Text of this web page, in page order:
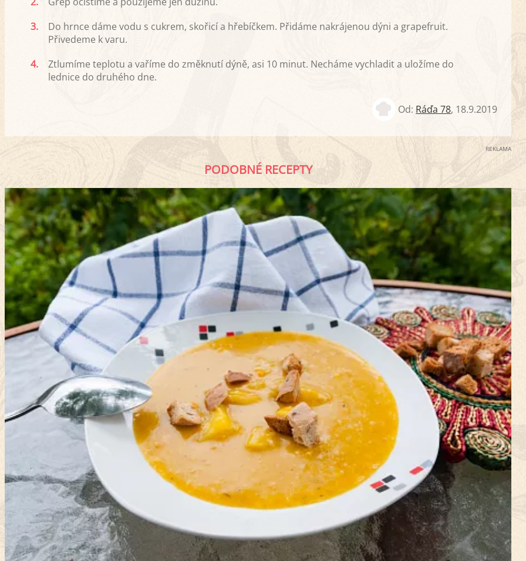
3.
Do hrnce dáme vodu s cukrem, skořicí a hřebíčkem. Přidáme nakrájenou dýni a grapefruit.
Přivedeme k varu.
4.
Ztlumíme teplotu a vaříme do změknutí dýně, asi 10 minut. Necháme vychladit a uložíme do
lednice do druhého dne.
Od: Ráďa 78, 18.9.2019
REKLAMA
PODOBNÉ RECEPTY